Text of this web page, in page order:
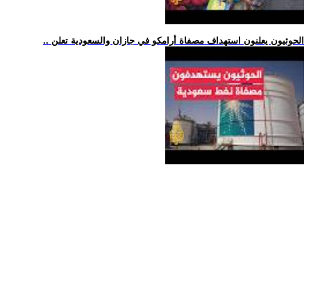
.. الحوثيون يعلنون استهداف مصفاة أرامكو في جازان والسعودية تعلن